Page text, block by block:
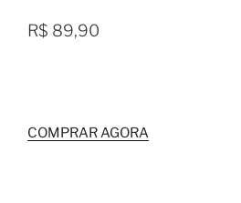
R$ 89,90
COMPRAR AGORA